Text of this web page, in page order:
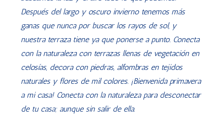
Después del largo y oscuro invierno tenemos más
ganas que nunca por buscar los rayos de sol, y
nuestra terraza tiene ya que ponerse a punto. Conecta
con la naturaleza con terrazas llenas de vegetación en
celosías, decora con piedras, alfombras en tejidos
naturales y flores de mil colores. ¡Bienvenida primavera
a mi casa! Conecta con la naturaleza para desconectar
de tu casa; aunque sin salir de ella.